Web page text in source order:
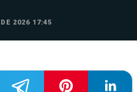
2026 17:45